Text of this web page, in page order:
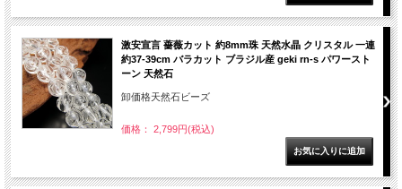
激安宣言 薔薇カット 約8mm珠 天然水晶 クリスタル 一連
約37-39cm バラカット ブラジル産 geki rn-s パワースト
ーン 天然石
卸価格天然石ビーズ
価格： 2,799円(税込)